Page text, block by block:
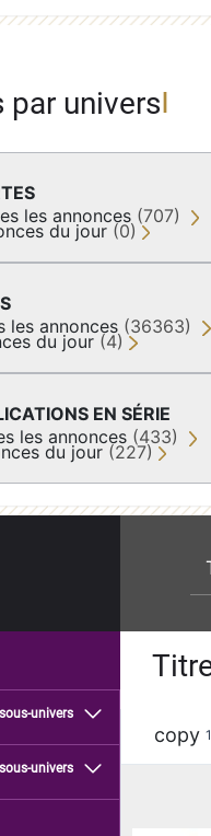
par univers
les annonces (707)
du jour (0)
les annonces (36363)
du jour (4)
EN SÉRIE
les annonces (433)
du jour (227)
univers
univers
copy